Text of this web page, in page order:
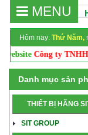
MENU
Hôm nay: Thứ Năm,
Công ty TNHH
Danh mục sản
THIẾT BỊ HÃNG
SIT GROUP